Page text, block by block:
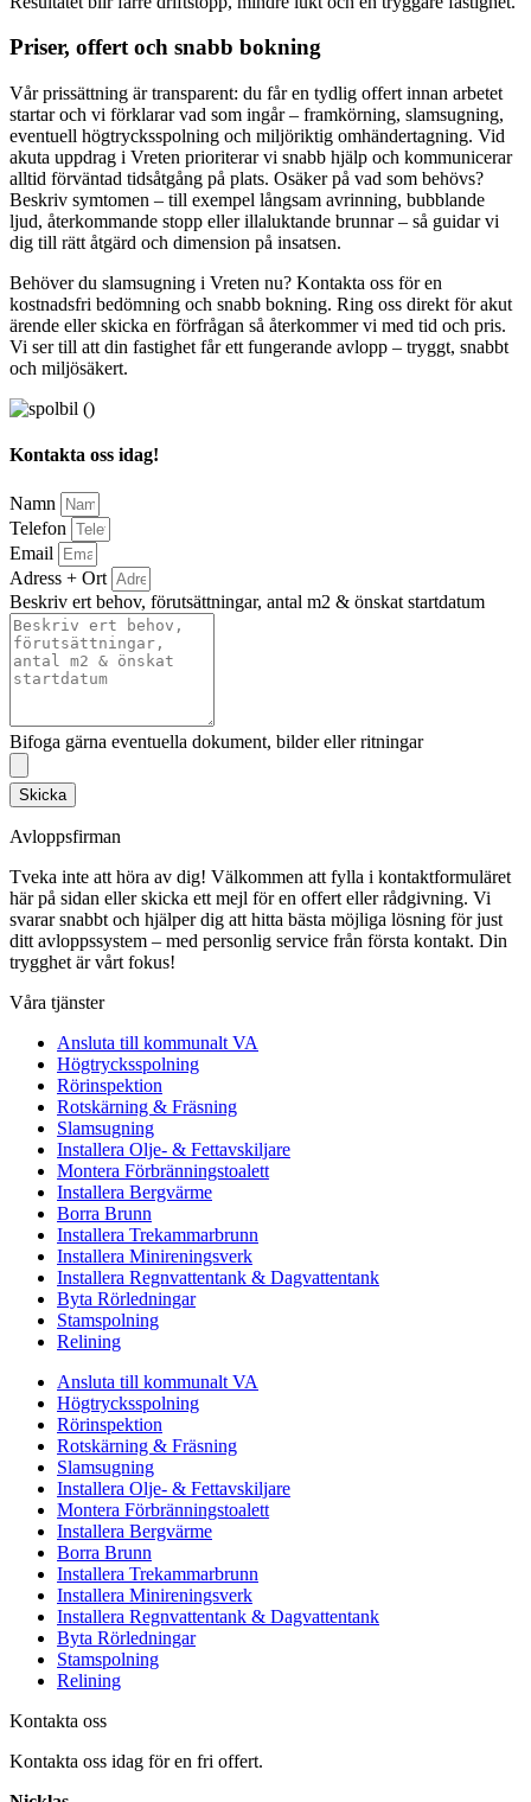
Priser, offert och snabb bokning
Vår prissättning är transparent: du får en tydlig offert innan arbetet
startar och vi förklarar vad som ingår – framkörning, slamsugning,
eventuell högtrycksspolning och miljöriktig omhändertagning. Vid
akuta uppdrag i Vreten prioriterar vi snabb hjälp och kommunicerar
alltid förväntad tidsåtgång på plats. Osäker på vad som behövs?
Beskriv symtomen – till exempel långsam avrinning, bubblande
ljud, återkommande stopp eller illaluktande brunnar – så guidar vi
dig till rätt åtgärd och dimension på insatsen.
Behöver du slamsugning i Vreten nu? Kontakta oss för en
kostnadsfri bedömning och snabb bokning. Ring oss direkt för akut
ärende eller skicka en förfrågan så återkommer vi med tid och pris.
Vi ser till att din fastighet får ett fungerande avlopp – tryggt, snabbt
och miljösäkert.
Kontakta oss idag!
Namn
Telefon
Email
Adress + Ort
Beskriv ert behov, förutsättningar, antal m2 & önskat startdatum
Bifoga gärna eventuella dokument, bilder eller ritningar
Skicka
Avloppsfirman
Tveka inte att höra av dig! Välkommen att fylla i kontaktformuläret
här på sidan eller skicka ett mejl för en offert eller rådgivning. Vi
svarar snabbt och hjälper dig att hitta bästa möjliga lösning för just
ditt avloppssystem – med personlig service från första kontakt. Din
trygghet är vårt fokus!
Våra tjänster
Ansluta till kommunalt VA
Högtrycksspolning
Rörinspektion
Rotskärning & Fräsning
Slamsugning
Installera Olje- & Fettavskiljare
Montera Förbränningstoalett
Installera Bergvärme
Borra Brunn
Installera Trekammarbrunn
Installera Minireningsverk
Installera Regnvattentank & Dagvattentank
Byta Rörledningar
Stamspolning
Relining
Ansluta till kommunalt VA
Högtrycksspolning
Rörinspektion
Rotskärning & Fräsning
Slamsugning
Installera Olje- & Fettavskiljare
Montera Förbränningstoalett
Installera Bergvärme
Borra Brunn
Installera Trekammarbrunn
Installera Minireningsverk
Installera Regnvattentank & Dagvattentank
Byta Rörledningar
Stamspolning
Relining
Kontakta oss
Kontakta oss idag för en fri offert.